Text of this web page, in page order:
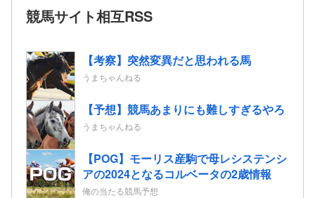
競馬サイト相互RSS
【考察】突然変異だと思われる馬
うまちゃんねる
【予想】競馬あまりにも難しすぎるやろ
うまちゃんねる
【POG】モーリス産駒で母レシステンシ
アの2024となるコルベータの2歳情報
俺の当たる競馬予想